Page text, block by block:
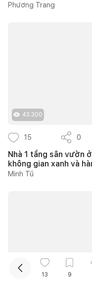
Phương Trang
43.300
15 0
Nhà 1 tầng sân vườn
không gian xanh và
Minh Tú
13 9